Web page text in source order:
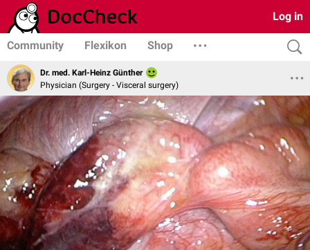
Log in
Community Flexikon Shop
Dr. med. Karl-Heinz Günther
Physician (Surgery - Visceral surgery)